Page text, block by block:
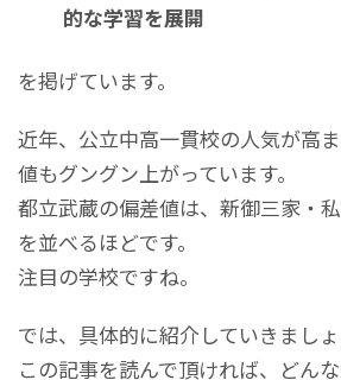
的な学習を展開
を掲げています。
近年、公立中高一貫校の人気が高
値もグングン上がっています。
都立武蔵の偏差値は、新御三家・
を並べるほどです。
注目の学校ですね。
では、具体的に紹介していきましょ
この記事を読んで頂ければ、どん